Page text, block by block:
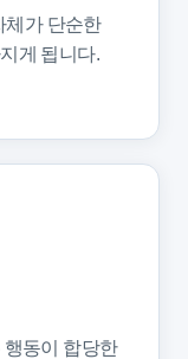
체가 단순한
게 됩니다.
동이 합당한